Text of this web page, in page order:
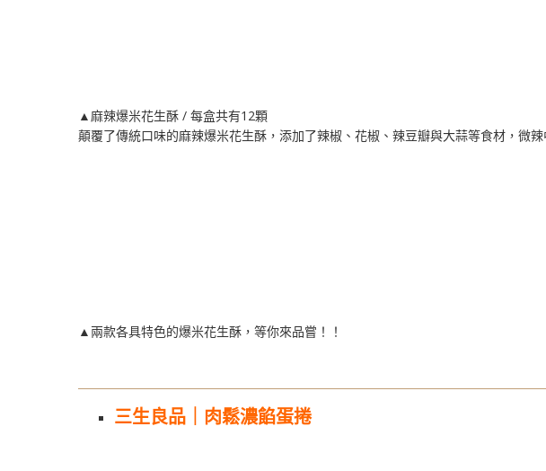
▲麻辣爆米花生酥 / 每盒共有12顆
顛覆了傳統口味的麻辣爆米花生酥，添加了辣椒、花椒、辣豆瓣與大蒜等食材，微
▲兩款各具特色的爆米花生酥，等你來品嘗！！
三生良品｜肉鬆濃餡蛋捲